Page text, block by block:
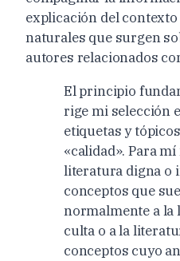
explicación del
naturales que surgen
autores relacionados
El principio
rige mi selección
etiquetas y
«calidad». Para
literatura digna o
conceptos que
normalmente a la
culta o a la
conceptos cuyo